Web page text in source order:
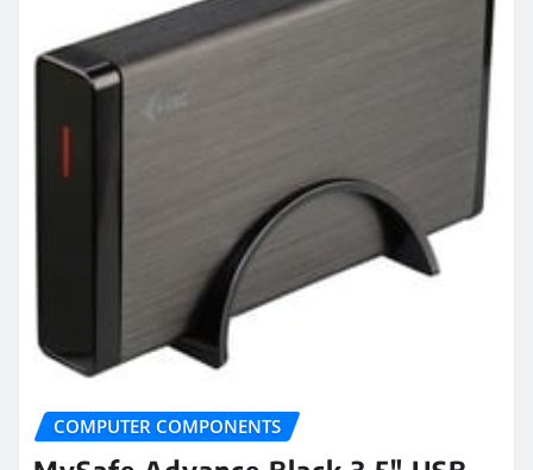
COMPUTER COMPONENTS